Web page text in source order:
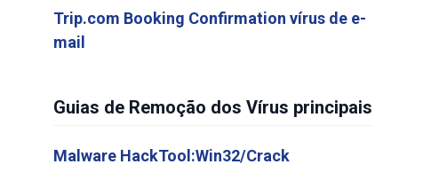
Trip.com Booking Confirmation vírus de e-
mail
Guias de Remoção dos Vírus principais
Malware HackTool:Win32/Crack